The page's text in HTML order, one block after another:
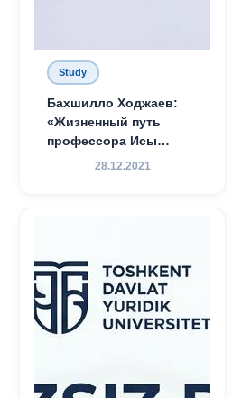
Study
Бахшилло Ходжаев:
«Жизненный путь
профессора Исы
Хамедова — яркий
28.12.2021